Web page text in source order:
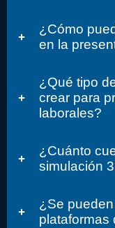
¿Cómo
en la
¿Qué tipo
crear para
laborales?
¿Cuánto
simulación
¿Se
plataformas